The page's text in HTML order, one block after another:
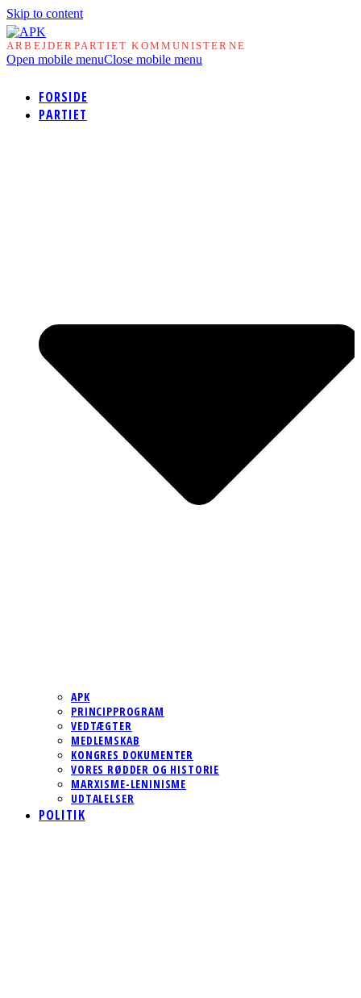
Skip to content
ARBEJDERPARTIET KOMMUNISTERNE
Open mobile menuClose mobile menu
FORSIDE
PARTIET
APK
PRINCIPPROGRAM
VEDTÆGTER
MEDLEMSKAB
KONGRES DOKUMENTER
VORES RØDDER OG HISTORIE
MARXISME-LENINISME
UDTALELSER
POLITIK